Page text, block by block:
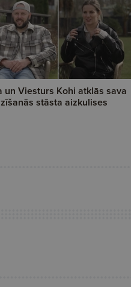
un Viesturs Kohi atklās sava
stāsta aizkulises